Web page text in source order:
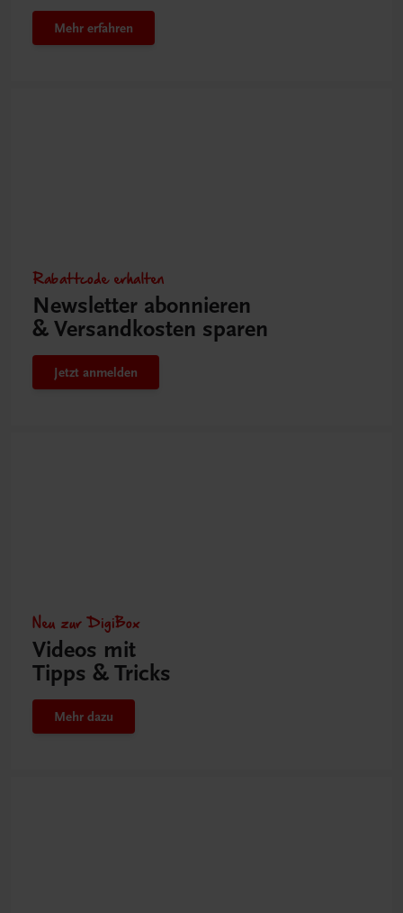
Mehr erfahren
Rabattcode erhalten
Newsletter abonnieren
& Versandkosten sparen
Jetzt anmelden
Neu zur DigiBox
Videos mit
Tipps & Tricks
Mehr dazu